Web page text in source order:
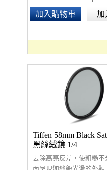
加入購物車 加
Tiffen 58mm Black
黑絲絨鏡 1/4
去除高亮反差，使粗糙不